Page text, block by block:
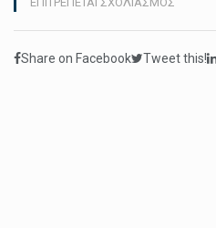
ΈΡΩΤΕΣ
Share on Facebook Tweet this!